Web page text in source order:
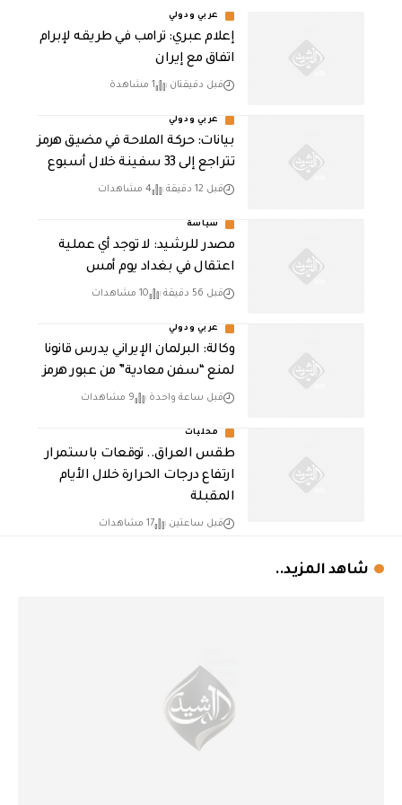
عربي ودولي
إعلام عبري: ترامب في طريقه لإبرام
اتفاق مع إيران
قبل دقيقتان 1 مشاهدة
عربي ودولي
بيانات: حركة الملاحة في مضيق هرمز
تتراجع إلى 33 سفينة خلال أسبوع
قبل 12 دقيقة 4 مشاهدات
سياسة
مصدر للرشيد: لا توجد أي عملية
اعتقال في بغداد يوم أمس
قبل 56 دقيقة 10 مشاهدات
عربي ودولي
وكالة: البرلمان الإيراني يدرس قانونا
لمنع “سفن معادية” من عبور هرمز
قبل ساعة واحدة 9 مشاهدات
محليات
طقس العراق.. توقعات باستمرار
ارتفاع درجات الحرارة خلال الأيام
المقبلة
قبل ساعتين 17 مشاهدات
شاهد المزيد..